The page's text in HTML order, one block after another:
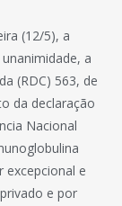
(12/5), a
a
(RDC) 563, de
da declaração
Nacional
excepcional e
e por